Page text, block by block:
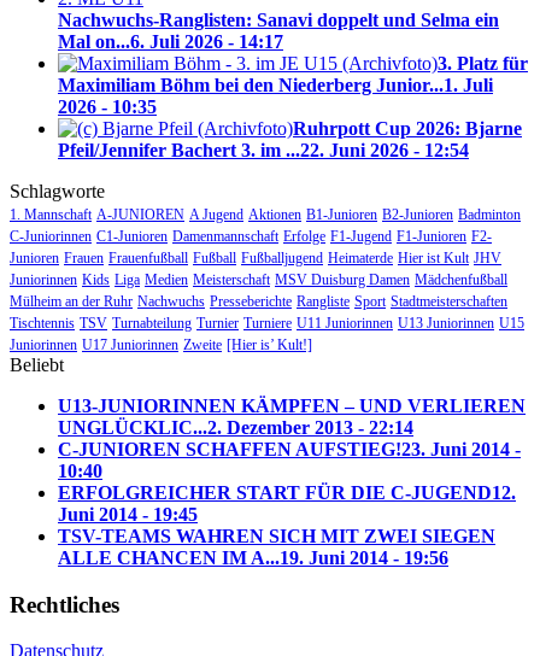
Nachwuchs-Ranglisten: Sanavi doppelt und Selma ein
Mal on...6. Juli 2026 - 14:17
3. Platz für
Maximiliam Böhm bei den Niederberg Junior...1. Juli
2026 - 10:35
Ruhrpott Cup 2026: Bjarne
Pfeil/Jennifer Bachert 3. im ...22. Juni 2026 - 12:54
Schlagworte
1. Mannschaft A-JUNIOREN A Jugend Aktionen B1-Junioren B2-Junioren Badminton
C-Juniorinnen C1-Junioren Damenmannschaft Erfolge F1-Jugend F1-Junioren F2-
Junioren Frauen Frauenfußball Fußball Fußballjugend Heimaterde Hier ist Kult JHV
Juniorinnen Kids Liga Medien Meisterschaft MSV Duisburg Damen Mädchenfußball
Mülheim an der Ruhr Nachwuchs Presseberichte Rangliste Sport Stadtmeisterschaften
Tischtennis TSV Turnabteilung Turnier Turniere U11 Juniorinnen U13 Juniorinnen U15
Juniorinnen U17 Juniorinnen Zweite [Hier is’ Kult!]
Beliebt
U13-JUNIORINNEN KÄMPFEN – UND VERLIEREN
UNGLÜCKLIC...2. Dezember 2013 - 22:14
C-JUNIOREN SCHAFFEN AUFSTIEG!23. Juni 2014 -
10:40
ERFOLGREICHER START FÜR DIE C-JUGEND12.
Juni 2014 - 19:45
TSV-TEAMS WAHREN SICH MIT ZWEI SIEGEN
ALLE CHANCEN IM A...19. Juni 2014 - 19:56
Rechtliches
Datenschutz